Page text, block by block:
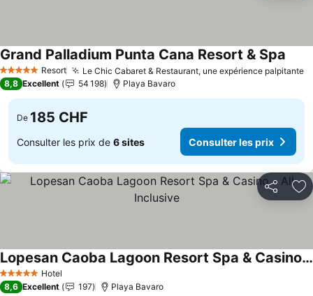
5 Étoiles Resort Le Chic Cabaret & Restaurant, une expérience palpitante
Grand Palladium Punta Cana Resort & Spa
8,8 Excellent 54 198 Playa Bavaro
De 185 CHF
Consulter les prix de 6 sites Consulter les prix
Partager
5 Étoiles Hotel
Lopesan Caoba Lagoon Resort Spa & Casino - All Inclusive
Consulter les prix
8,6 Excellent 197 Playa Bavaro